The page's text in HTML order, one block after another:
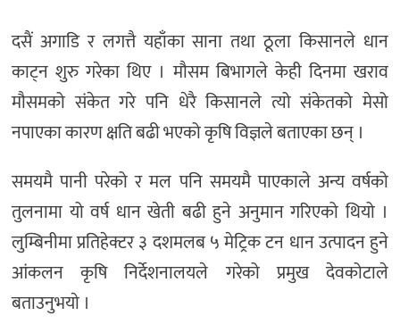
दसैं अगाडि र लगत्तै यहाँका साना तथा ठूला किसानले धान
काट्न शुरु गरेका थिए । मौसम बिभागले केही दिनमा खराव
मौसमको संकेत गरे पनि धेरै किसानले त्यो संकेतको मेसो
नपाएका कारण क्षति बढी भएको कृषि विज्ञले बताएका छन् ।
समयमै पानी परेको र मल पनि समयमै पाएकाले अन्य वर्षको
तुलनामा यो वर्ष धान खेती बढी हुने अनुमान गरिएको थियो ।
लुम्बिनीमा प्रतिहेक्टर ३ दशमलब ५ मेट्रिक टन धान उत्पादन हुने
आंकलन कृषि निर्देशनालयले गरेको प्रमुख देवकोटाले
बताउनुभयाे ।